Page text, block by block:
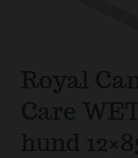
Royal
Care
hund